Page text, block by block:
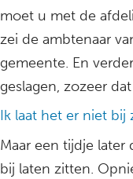
moet u met de
zei de ambtenaar
gemeente. En
geslagen, zozeer
Ik laat het er niet bij
Maar een tijdje
bij laten zitten.